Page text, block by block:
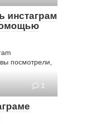
инстаграм
посмотрели,
1